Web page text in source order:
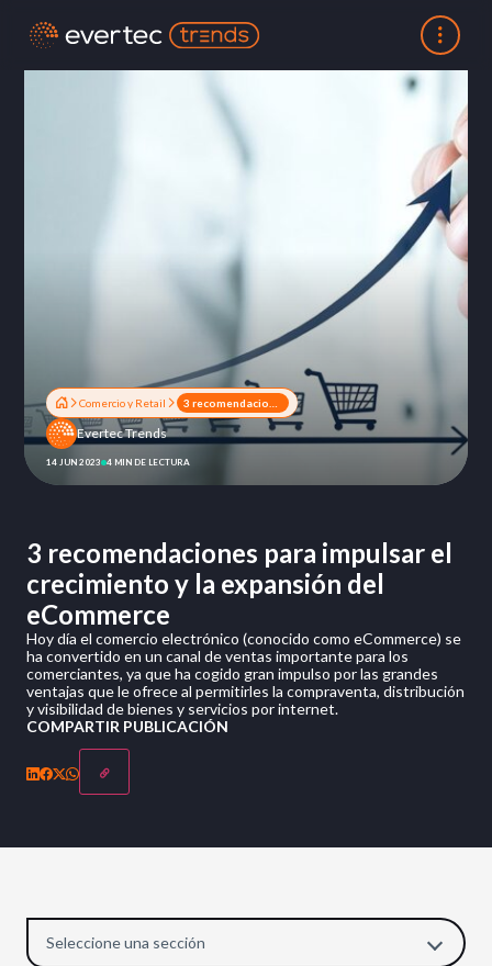
Comercio y Retail
Evertec Trends
14 JUN 2023 4 MIN DE LECTURA
3 recomendaciones para impulsar el
crecimiento y la expansión del
eCommerce
Hoy día el comercio electrónico (conocido como eCommerce) se
ha convertido en un canal de ventas importante para los
comerciantes, ya que ha cogido gran impulso por las grandes
ventajas que le ofrece al permitirles la compraventa, distribución
y visibilidad de bienes y servicios por internet.
COMPARTIR PUBLICACIÓN
Seleccione una sección